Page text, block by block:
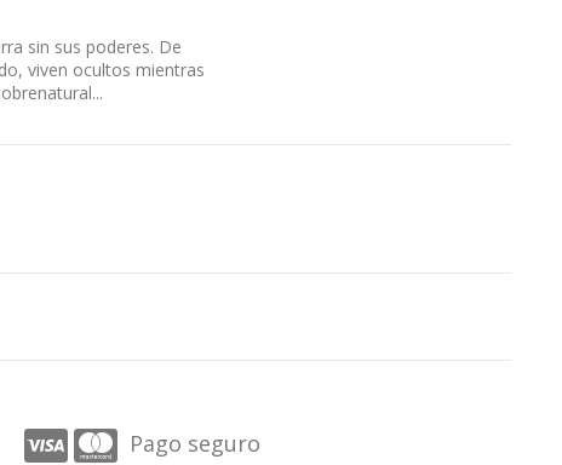
sin sus poderes. De
viven ocultos mientras
Pago seguro